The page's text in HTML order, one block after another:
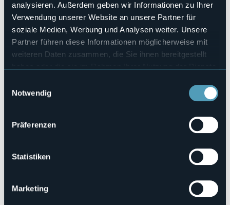
analysieren. Außerdem geben wir Informationen zu Ihrer
Verwendung unserer Website an unsere Partner für
soziale Medien, Werbung und Analysen weiter. Unsere
Partner führen diese Informationen möglicherweise mit
weiteren Daten zusammen, die Sie ihnen bereitgestellt
Notwendig
Präferenzen
Statistiken
Marketing
Veranstaltungsmanager
Città di Arona e Ass. Turistica Arona
Veranstaltungsort
Associazione Turistica Pro Loco "F. Cavallotti" di Dagnente
Telefon
+39 0322 243601
turismo.arona@comune.arona.no.it
Via Soardi,